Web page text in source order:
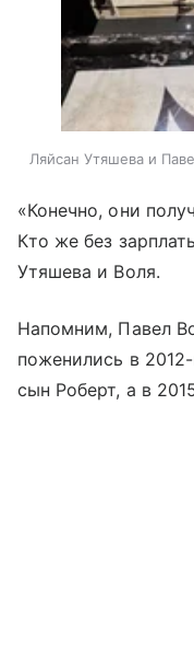
Ляйсан Утяшева и
«Конечно, они
Кто же без
Утяшева и Воля.
Напомним, Павел
поженились в
сын Роберт, а в